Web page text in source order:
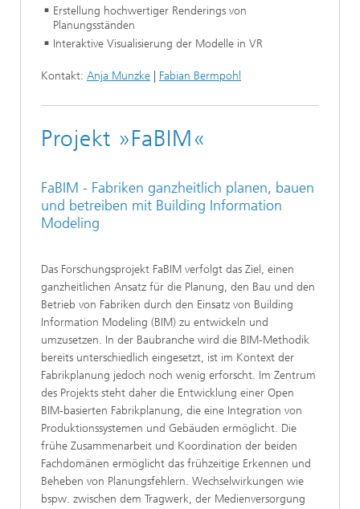
Erstellung hochwertiger Renderings von
Planungsständen
Interaktive Visualisierung der Modelle in VR
Kontakt: Anja Munzke Fabian Bermpohl
Projekt »FaBIM«
FaBIM - Fabriken ganzheitlich planen, bauen
und betreiben mit Building Information
Modeling
Das Forschungsprojekt FaBIM verfolgt das Ziel, einen
ganzheitlichen Ansatz für die Planung, den Bau und den
Betrieb von Fabriken durch den Einsatz von Building
Information Modeling (BIM) zu entwickeln und
umzusetzen. In der Baubranche wird die BIM-Methodik
bereits unterschiedlich eingesetzt, ist im Kontext der
Fabrikplanung jedoch noch wenig erforscht. Im Zentrum
des Projekts steht daher die Entwicklung einer Open
BIM-basierten Fabrikplanung, die eine Integration von
Produktionssystemen und Gebäuden ermöglicht. Die
frühe Zusammenarbeit und Koordination der beiden
Fachdomänen ermöglicht das frühzeitige Erkennen und
Beheben von Planungsfehlern. Wechselwirkungen wie
bspw. zwischen dem Tragwerk, der Medienversorgung